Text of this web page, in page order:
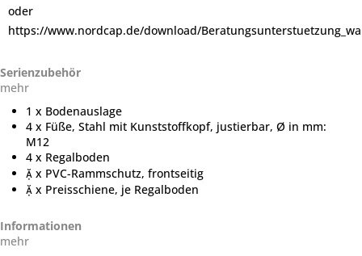
oder
https://www.nordcap.de/download/
Serienzubehör
mehr
1 x Bodenauslage
4 x Füße, Stahl mit Kunststoffkopf, justierbar, Ø in mm:
M12
4 x Regalboden
 x PVC-Rammschutz, frontseitig
 x Preisschiene, je Regalboden
Informationen
mehr